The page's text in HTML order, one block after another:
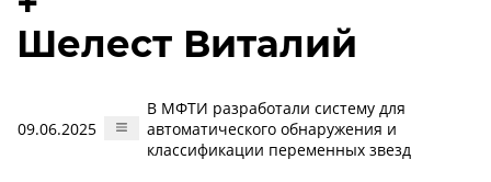
Шелест Виталий
09.06.2025
В МФТИ разработали систему для
автоматического обнаружения и
классификации переменных звезд